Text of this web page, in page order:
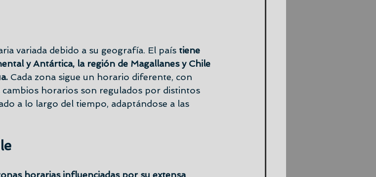
variada debido a su geografía. El país tiene
y Antártica, la región de Magallanes y Chile
Cada zona sigue un horario diferente, con
cambios horarios son regulados por distintos
a lo largo del tiempo, adaptándose a las
horarias influenciadas por su extensa